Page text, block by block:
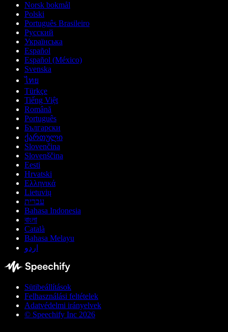
Norsk bokmål
Polski
Português Brasileiro
Русский
Українська
Español
Español (México)
Svenska
ไทย
Türkçe
Tiếng Việt
Română
Português
Български
ქართული
Slovenčina
Slovenščina
Eesti
Hrvatski
Ελληνικά
Lietuvių
עברית
Bahasa Indonesia
বাংলা
Català
Bahasa Melayu
اردو
Sütibeállítások
Felhasználási feltételek
Adatvédelmi irányelvek
© Speechify Inc 2026